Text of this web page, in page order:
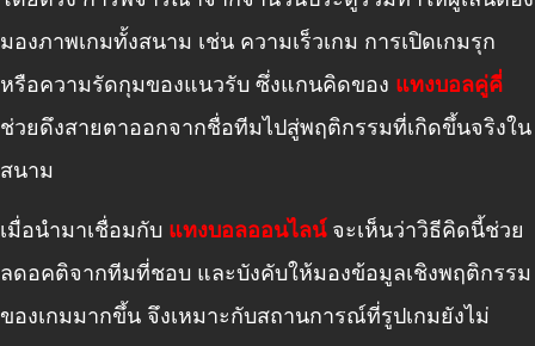
มองภาพเกมทั้งสนาม เช่น ความเร็วเกม การเปิดเกมรุก
หรือความรัดกุมของแนวรับ ซึ่งแกนคิดของ แทงบอลคู่คี่
ช่วยดึงสายตาออกจากชื่อทีมไปสู่พฤติกรรมที่เกิดขึ้นจริงใน
สนาม
เมื่อนำมาเชื่อมกับ แทงบอลออนไลน์จะเห็นว่าวิธีคิดนี้ช่วย
ลดอคติจากทีมที่ชอบ และบังคับให้มองข้อมูลเชิงพฤติกรรม
ของเกมมากขึ้น จึงเหมาะกับสถานการณ์ที่รูปเกมยังไม่